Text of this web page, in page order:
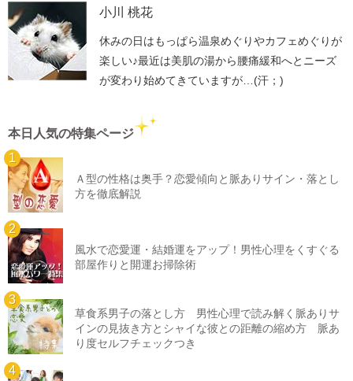
小川 桃花
休みの日はもっぱら温泉めぐりやカフェめぐりが
楽しい♪最近は美肌の湯から腰痛緩和へとニーズ
が変わり始めてきていますが…(汗；)
本日人気の特集ページ
Ａ型の性格は奥手？恋愛傾向と脈ありサイン・落とし
方を徹底解説
風水で恋愛運・結婚運をアップ！男性心理をくすぐる
部屋作りと開運お掃除術
草食系男子の落とし方 男性心理で読み解く脈ありサ
インの見抜き方とシャイな彼との距離の縮め方 脈あ
り度セルフチェックつき